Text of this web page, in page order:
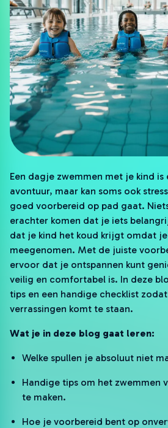
Een dagje zwemmen met je kind is
avontuur, maar kan soms ook
goed voorbereid op pad gaat.
erachter komen dat je iets
dat je kind het koud krijgt omdat
meegenomen. Met de juiste
ervoor dat je ontspannen kunt
veilig en comfortabel is. In deze
tips en een handige checklist
verrassingen komt te staan.
Wat je in deze blog gaat leren:
Welke spullen je absoluut niet
Handige tips om het zwemmen
te maken.
Hoe je voorbereid bent op